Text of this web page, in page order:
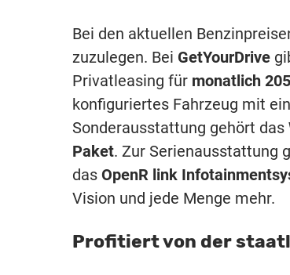
Bei den aktuellen
zuzulegen. Bei GetYourDrive
Privatleasing für monatlich
konfiguriertes Fahrzeug mit
Sonderausstattung gehört das
Paket. Zur Serienausstattung
das OpenR link
Vision und jede Menge mehr.
Profitiert von der